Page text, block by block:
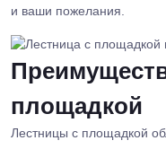
и ваши пожелания.
площадкой
Лестницы с площадкой